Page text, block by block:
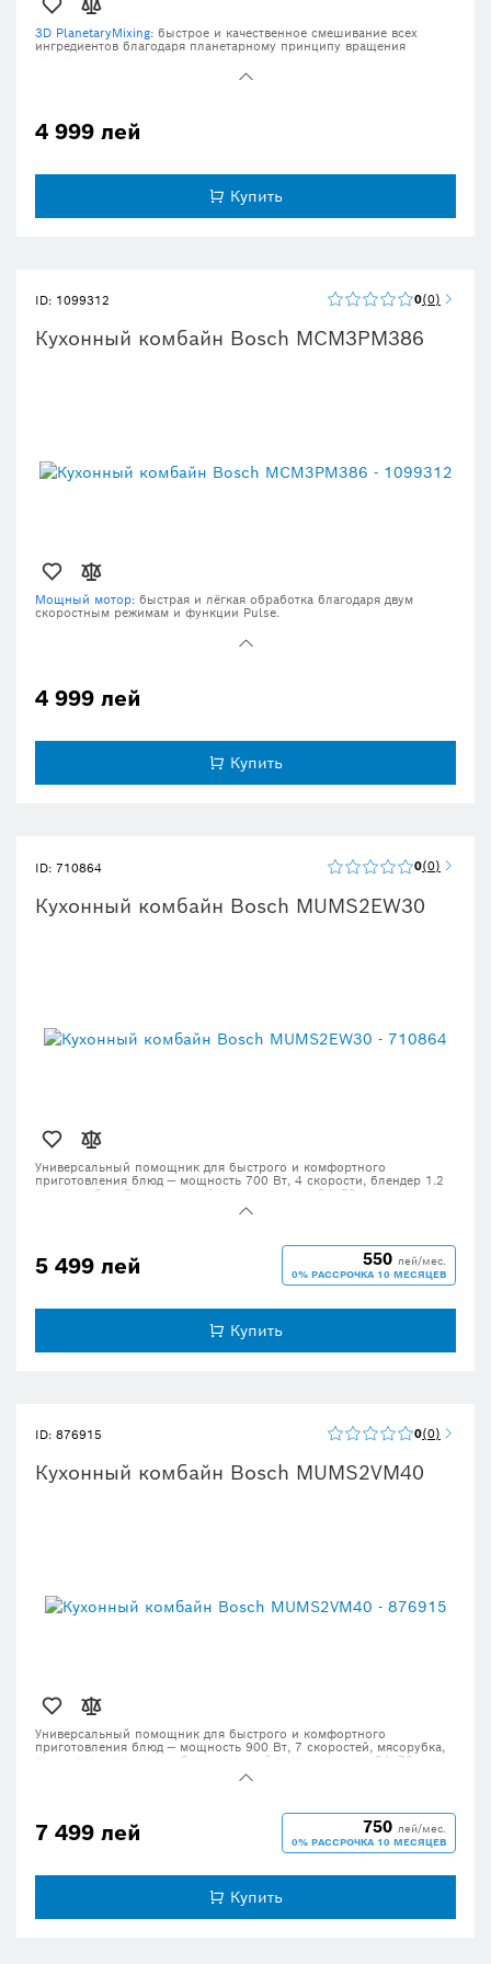
3D PlanetaryMixing: быстрое и качественное смешивание всех
ингредиентов благодаря планетарному принципу вращения
Набор для приготовления кондитерских изделий:
Автоматическая парковка:
наполнения благодаря автоматической парковке инструментов для
4 скоростных режима работы и режим парковки.
4 999 лей
Купить
ID: 1099312 0 0
Кухонный комбайн Bosch MCM3PM386
Мощный мотор: быстрая и лёгкая обработка благодаря двум
скоростным режимам и функции Pulse.
Универсальность для разных задач:
измельчение, смешивание и многое другое благодаря широкому
Пластиковая чаша объёмом 2,3 литра с крышкой и толкателем.
4 999 лей
Купить
ID: 710864 0 0
Кухонный комбайн Bosch MUMS2EW30
Универсальный помощник для быстрого и комфортного
приготовления блюд — мощность 700 Вт, 4 скорости, блендер 1.2
л, мясорубка. Оригинальный товар, доставка 24–72 часа.
5 499 лей 550 лей/мес.
0% РАССРОЧКА 10 МЕСЯЦЕВ
Купить
ID: 876915 0 0
Кухонный комбайн Bosch MUMS2VM40
Универсальный помощник для быстрого и комфортного
приготовления блюд — мощность 900 Вт, 7 скоростей, мясорубка,
пресс для цитрусовых. Оригинальный товар, доставка 24–72 часа.
7 499 лей 750 лей/мес.
0% РАССРОЧКА 10 МЕСЯЦЕВ
Купить